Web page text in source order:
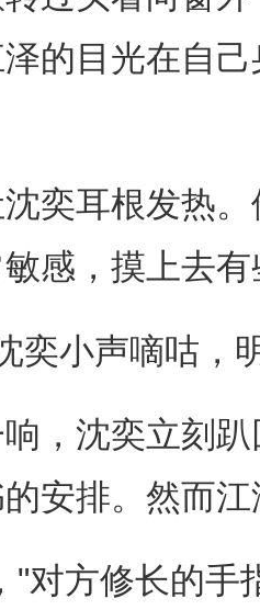
的目光在自
耳根发热。
感，摸上去
小声嘀咕，
沈奕立刻趴
安排。然而
方修长的手